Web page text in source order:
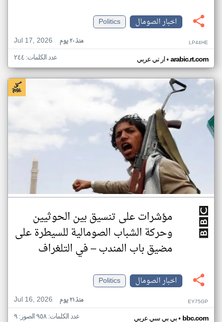
اخبار الصومال
Politics
Jul 17, 2026
منذ ٢٠ يوم LP44HE
ار تي عربي• arabic.rt.com عدد الكلمات: ٢٤٤
مؤشرات على تنسيق بين الحوثيين
وحركة الشباب الصومالية للسيطرة على
مضيق باب المندب – في التلغراف
اخبار الصومال
Politics
Jul 16, 2026
منذ ٢١ يوم EY75GP
بي بي سي عربي• bbc.com عدد الكلمات: ٩٥٨ الصور: ٩